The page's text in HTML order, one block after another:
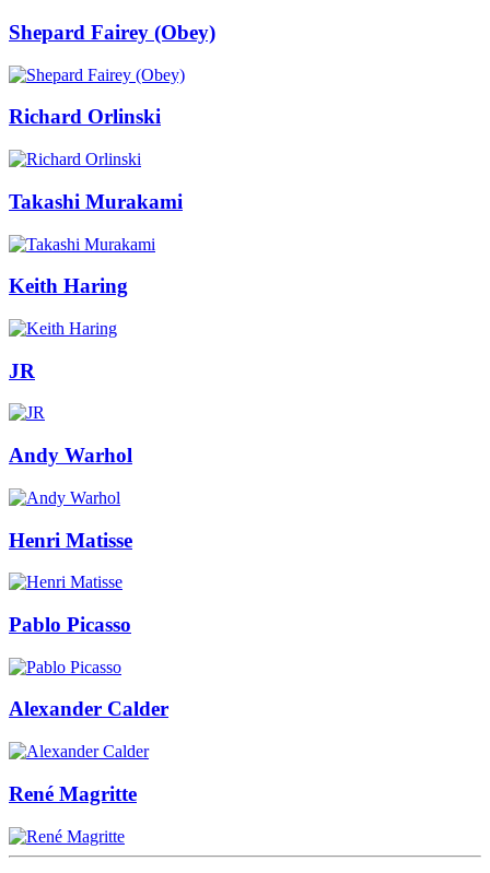
Shepard Fairey (Obey)
Richard Orlinski
Takashi Murakami
Keith Haring
JR
Andy Warhol
Henri Matisse
Pablo Picasso
Alexander Calder
René Magritte